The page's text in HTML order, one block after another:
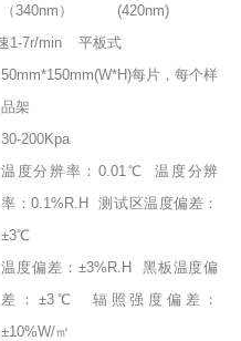
（340nm）
(420nm)
1-7r/min
平板式
50mm*150mm(W*H)每片，每个样
品架
30-200Kpa
温度分辨率：0.01℃ 温度分辨
率：0.1%R.H 测试区温度偏差：
±3℃
温度偏差：±3%R.H 黑板温度偏
差：±3℃ 辐照强度偏差：
±10%W/㎡